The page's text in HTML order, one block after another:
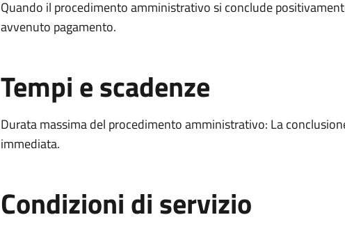
Quando il procedimento amministrativo si conclude
avvenuto pagamento.
Tempi e scadenze
Durata massima del procedimento amministrativo: La
immediata.
Condizioni di servizio